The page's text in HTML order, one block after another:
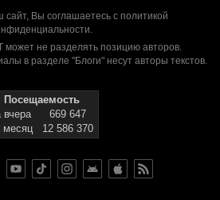
сайт, Вы соглашаетесь с политикой
.
может не разделять позицию авторов.
в разделе "Блоги" несут авторы текстов.
Посещаемость
вчера
669 647
месяц
12 586 370